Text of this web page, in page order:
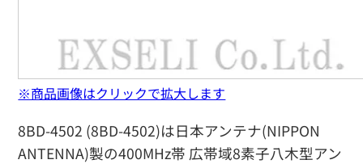
8BD-4502 (8BD-4502)は日本アンテナ(NIPPON
ANTENNA)製の400MHz帯 広帯域8素子八木型アン
※商品画像はクリックで拡大します